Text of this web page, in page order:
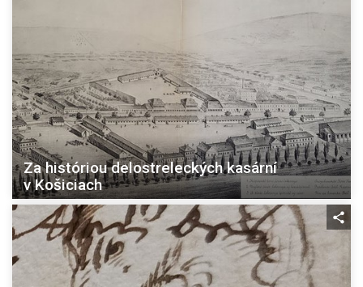
Za históriou delostreleckých kasární
v Košiciach